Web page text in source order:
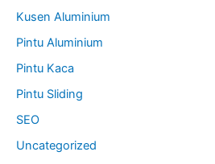
Kusen Aluminium
Pintu Aluminium
Pintu Kaca
Pintu Sliding
SEO
Uncategorized